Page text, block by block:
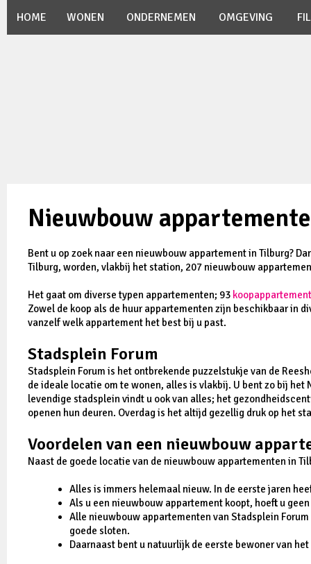
HOME WONEN ONDERNEMEN OMGEVING
Nieuwbouw
Bent u op zoek naar een nieuwbouw appartement in Tilburg?
Tilburg, worden, vlakbij het station, 207 nieuwbouw
Het gaat om diverse typen appartementen; 93
Zowel de koop als de huur appartementen zijn beschikbaar in
vanzelf welk appartement het best bij u past.
Stadsplein Forum
Stadsplein Forum is het ontbrekende puzzelstukje van de
de ideale locatie om te wonen, alles is vlakbij. U bent zo bij
levendige stadsplein vindt u ook van alles; het
openen hun deuren. Overdag is het altijd gezellig druk op het
Voordelen van een nieuwbouw
Naast de goede locatie van de nieuwbouw appartementen in
Alles is immers helemaal nieuw. In de eerste jaren
Als u een nieuwbouw appartement koopt, hoeft u
Alle nieuwbouw appartementen van Stadsplein
goede sloten.
Daarnaast bent u natuurlijk de eerste bewoner van